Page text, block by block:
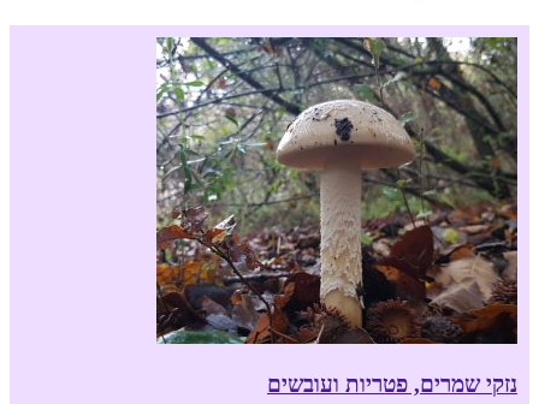
נזקי שמרים, פטריות ועובשים